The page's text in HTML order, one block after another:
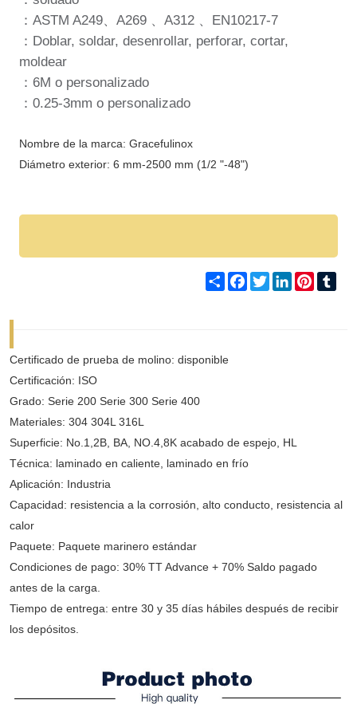
：ASTM A249、A269 、A312 、EN10217-7
：Doblar, soldar, desenrollar, perforar, cortar,
moldear
：6M o personalizado
：0.25-3mm o personalizado
Nombre de la marca: Gracefulinox
Diámetro exterior: 6 mm-2500 mm (1/2 "-48")
ShareFacebookTwitterLinkedIn
Certificado de prueba de molino: disponible
Certificación: ISO
Grado: Serie 200 Serie 300 Serie 400
Materiales: 304 304L 316L
Superficie: No.1,2B, BA, NO.4,8K acabado de espejo, HL
Técnica: laminado en caliente, laminado en frío
Aplicación: Industria
Capacidad: resistencia a la corrosión, alto conducto, resistencia al
calor
Paquete: Paquete marinero estándar
Condiciones de pago: 30% TT Advance + 70% Saldo pagado
antes de la carga.
Tiempo de entrega: entre 30 y 35 días hábiles después de recibir
los depósitos.